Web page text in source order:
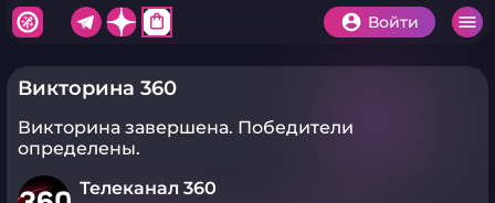
shopping_bag Войти
Викторина 360
Викторина завершена. Победители
определены.
Телеканал 360